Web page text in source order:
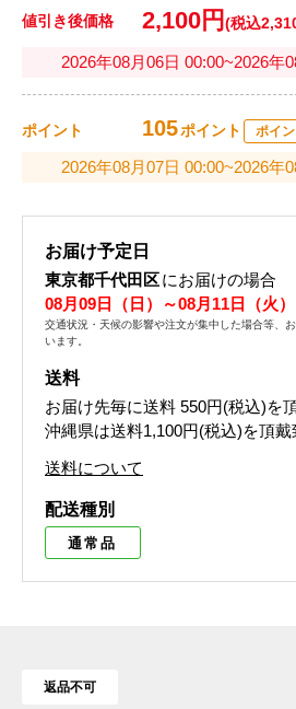
値引き後価格 2,100円 (税込
2026年08月06日 00:00~2026年
ポイント 105ポイント ポイ
2026年08月07日 00:00~2026年
お届け予定日
東京都千代田区にお届けの場合
08月09日（日）～08月11日（火）
交通状況・天候の影響や注文が集中した場合等、
います。
送料
お届け先毎に送料 550円(税込)を
沖縄県は送料1,100円(税込)を頂戴
送料について
配送種別
通常品
返品不可